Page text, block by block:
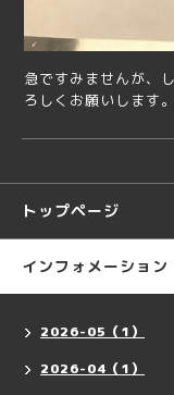
急ですみませんが、
ろしくお願いします。
トップページ
インフォメーション
2026-05（1）
2026-04（1）